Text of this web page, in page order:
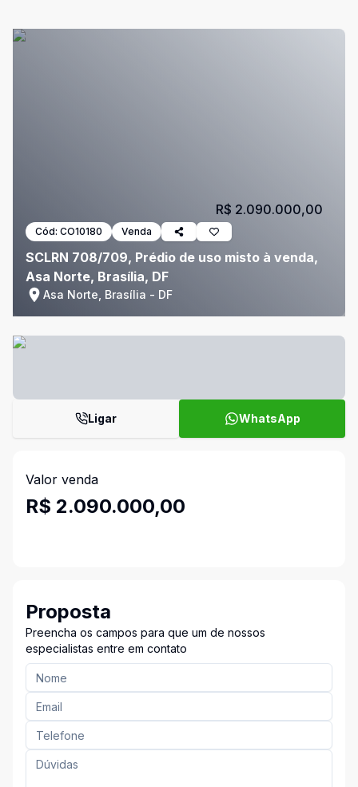
Cód: CO10180 Venda
SCLRN 708/709, Prédio de uso misto à venda,
Asa Norte, Brasília, DF
Asa Norte, Brasília - DF
R$ 2.090.000,00
Ligar WhatsApp
Valor venda
R$ 2.090.000,00
Proposta
Preencha os campos para que um de nossos
especialistas entre em contato